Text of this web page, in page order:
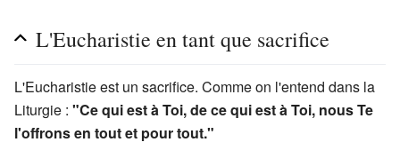
L'Eucharistie en tant que sacrifice
L'Eucharistie est un sacrifice. Comme on l'entend dans la
Liturgie : "Ce qui est à Toi, de ce qui est à Toi, nous Te
l'offrons en tout et pour tout."